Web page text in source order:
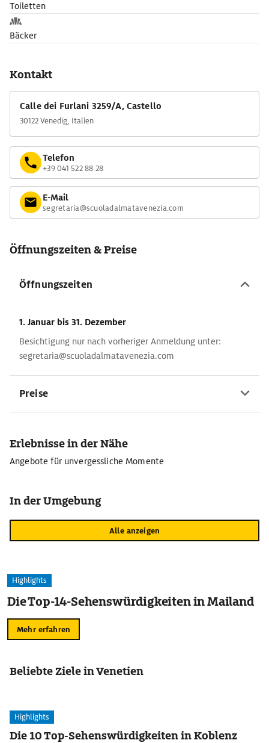
Toiletten
Bäcker
Kontakt
Calle dei Furlani 3259/A, Castello
30122 Venedig, Italien
Telefon
+39 041 522 88 28
E-Mail
segretaria@scuoladalmatavenezia.com
Öffnungszeiten & Preise
Öffnungszeiten
1. Januar bis 31. Dezember
Besichtigung nur nach vorheriger Anmeldung unter:
segretaria@scuoladalmatavenezia.com
Preise
Erlebnisse in der Nähe
Angebote für unvergessliche Momente
In der Umgebung
Alle anzeigen
Highlights
Die Top-14-Sehenswürdigkeiten in Mailand
Mehr erfahren
Beliebte Ziele in Venetien
Highlights
Die 10 Top-Sehenswürdigkeiten in Koblenz